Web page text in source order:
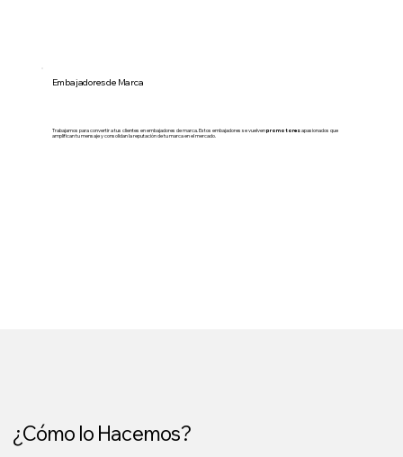
Trabajamos para convertir a tus clientes en embajadores de marca. Estos embajadores se vuelvenpromotoresapasionados que
amplifican tu mensaje y consolidan la reputación de tu marca en el mercado.
Embajadores de Marca
¿Cómo lo Hacemos?